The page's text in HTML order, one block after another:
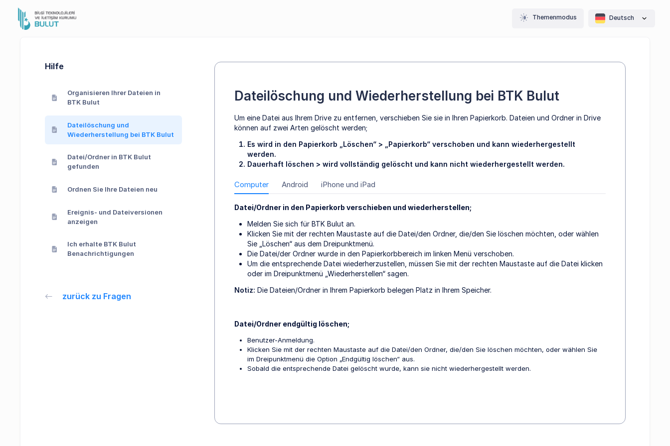
Themenmodus Deutsch
Hilfe
Organisieren Ihrer Dateien in
BTK Bulut
Dateilöschung und
Wiederherstellung bei BTK Bulut
Datei/Ordner in BTK Bulut
gefunden
Ordnen Sie Ihre Dateien neu
Ereignis- und Dateiversionen
anzeigen
Ich erhalte BTK Bulut
Benachrichtigungen
zurück zu Fragen
Dateilöschung und Wiederherstellung bei BTK Bulut
Um eine Datei aus Ihrem Drive zu entfernen, verschieben Sie sie in Ihren Papierkorb. Dateien und Ordner in Drive
können auf zwei Arten gelöscht werden;
Es wird in den Papierkorb „Löschen“ > „Papierkorb“ verschoben und kann wiederhergestellt
werden.
Dauerhaft löschen > wird vollständig gelöscht und kann nicht wiederhergestellt werden.
Computer Android iPhone und iPad
Datei/Ordner in den Papierkorb verschieben und wiederherstellen;
Melden Sie sich für BTK Bulut an.
Klicken Sie mit der rechten Maustaste auf die Datei/den Ordner, die/den Sie löschen möchten, oder wählen
Sie „Löschen“ aus dem Dreipunktmenü.
Die Datei/der Ordner wurde in den Papierkorbbereich im linken Menü verschoben.
Um die entsprechende Datei wiederherzustellen, müssen Sie mit der rechten Maustaste auf die Datei klicken
oder im Dreipunktmenü „Wiederherstellen“ sagen.
Notiz: Die Dateien/Ordner in Ihrem Papierkorb belegen Platz in Ihrem Speicher.
Datei/Ordner endgültig löschen;
Benutzer-Anmeldung.
Klicken Sie mit der rechten Maustaste auf die Datei/den Ordner, die/den Sie löschen möchten, oder wählen Sie
im Dreipunktmenü die Option „Endgültig löschen“ aus.
Sobald die entsprechende Datei gelöscht wurde, kann sie nicht wiederhergestellt werden.